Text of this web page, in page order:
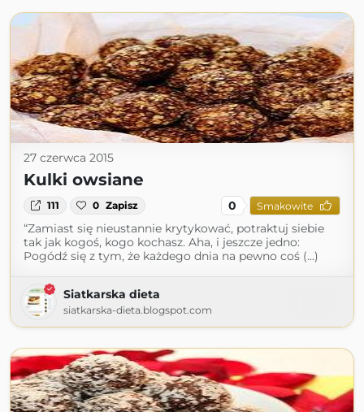
27 czerwca 2015
Kulki owsiane
111 0 Zapisz 0 Smakowite
“Zamiast się nieustannie krytykować, potraktuj siebie
tak jak kogoś, kogo kochasz. Aha, i jeszcze jedno:
Pogódź się z tym, że każdego dnia na pewno coś (...)
Siatkarska dieta
siatkarska-dieta.blogspot.com